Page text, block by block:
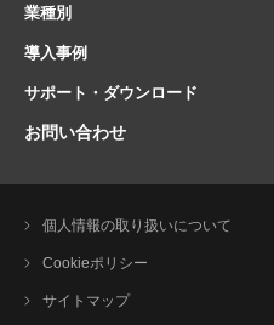
業種別
導入事例
サポート・ダウンロード
お問い合わせ
個人情報の取り扱いについて
Cookieポリシー
サイトマップ